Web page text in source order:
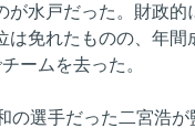
が水戸だった。財政的
は免れたものの、年間
ームを去った。
の選手だった二宮浩